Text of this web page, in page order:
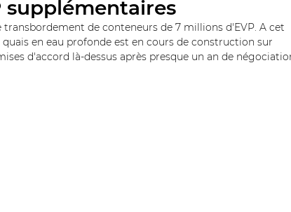
supplémentaires
de conteneurs de 7 millions d'EVP. A cet
en eau profonde est en cours de construction sur
d'accord là-dessus après presque un an de